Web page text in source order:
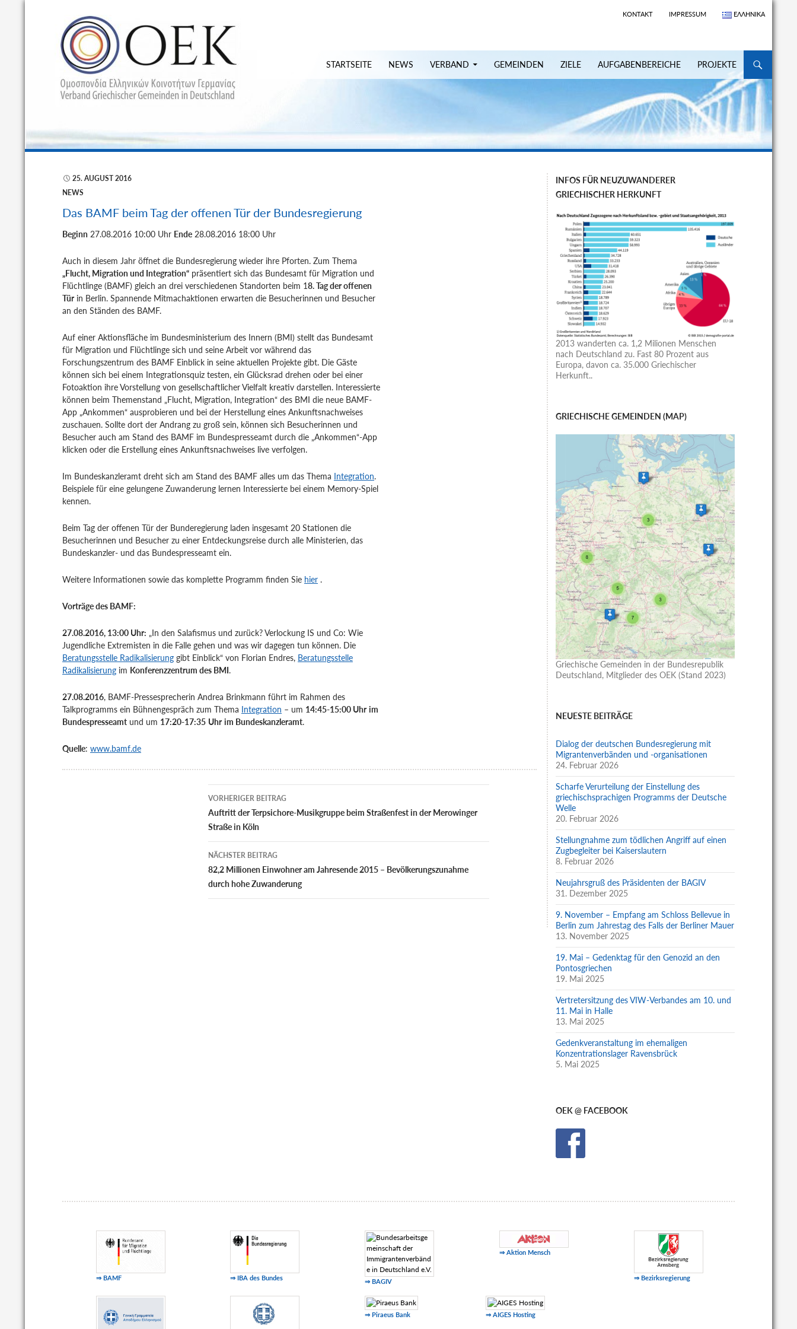
KONTAKT IMPRESSUM ΕΛΛΗΝΙΚΆ
STARTSEITE NEWS VERBAND GEMEINDEN ZIELE AUFGABENBEREICHE PROJEKTE
25. AUGUST 2016
NEWS
Das BAMF beim Tag der offenen Tür der Bundesregierung
Beginn 27.08.2016 10:00 Uhr Ende 28.08.2016 18:00 Uhr
Auch in diesem Jahr öffnet die Bundesregierung wieder ihre Pforten. Zum Thema
„Flucht, Migration und Integration“ präsentiert sich das Bundesamt für Migration und
Flüchtlinge (BAMF) gleich an drei verschiedenen Standorten beim 18. Tag der offenen
Türin Berlin. Spannende Mitmachaktionen erwarten die Besucherinnen und Besucher
an den Ständen des BAMF.
Auf einer Aktionsfläche im Bundesministerium des Innern (BMI) stellt das Bundesamt
für Migration und Flüchtlinge sich und seine Arbeit vor während das
Forschungszentrum des BAMF Einblick in seine aktuellen Projekte gibt. Die Gäste
können sich bei einem Integrationsquiz testen, ein Glücksrad drehen oder bei einer
Fotoaktion ihre Vorstellung von gesellschaftlicher Vielfalt kreativ darstellen. Interessierte
können beim Themenstand „Flucht, Migration, Integration“ des BMI die neue BAMF-
App „Ankommen“ ausprobieren und bei der Herstellung eines Ankunftsnachweises
zuschauen. Sollte dort der Andrang zu groß sein, können sich Besucherinnen und
Besucher auch am Stand des BAMF im Bundespresseamt durch die „Ankommen“-App
klicken oder die Erstellung eines Ankunftsnachweises live verfolgen.
Im Bundeskanzleramt dreht sich am Stand des BAMF alles um das Thema Integration.
Beispiele für eine gelungene Zuwanderung lernen Interessierte bei einem Memory-Spiel
kennen.
Beim Tag der offenen Tür der Bunderegierung laden insgesamt 20 Stationen die
Besucherinnen und Besucher zu einer Entdeckungsreise durch alle Ministerien, das
Bundeskanzler- und das Bundespresseamt ein.
Weitere Informationen sowie das komplette Programm finden Sie hier .
Vorträge des BAMF:
27.08.2016, 13:00 Uhr: „In den Salafismus und zurück? Verlockung IS und Co: Wie
Jugendliche Extremisten in die Falle gehen und was wir dagegen tun können. Die
Beratungsstelle Radikalisierung gibt Einblick“ von Florian Endres, Beratungsstelle
Radikalisierung im Konferenzzentrum des BMI.
27.08.2016, BAMF-Pressesprecherin Andrea Brinkmann führt im Rahmen des
Talkprogramms ein Bühnengespräch zum Thema Integration – um 14:45-15:00 Uhr im
Bundespresseamt und um 17:20-17:35 Uhr im Bundeskanzleramt.
Quelle: www.bamf.de
Beitragsnavigation
VORHERIGER BEITRAG
Auftritt der Terpsichore-Musikgruppe beim Straßenfest in der Merowinger
Straße in Köln
NÄCHSTER BEITRAG
82,2 Millionen Einwohner am Jahres­ende 2015 – Bevöl­kerungs­zunahme
durch hohe Zuwan­derung
INFOS FÜR NEUZUWANDERER
GRIECHISCHER HERKUNFT
2013 wanderten ca. 1,2 Milionen Menschen
nach Deutschland zu. Fast 80 Prozent aus
Europa, davon ca. 35.000 Griechischer
Herkunft..
GRIECHISCHE GEMEINDEN (MAP)
Griechische Gemeinden in der Bundesrepublik
Deutschland, Mitglieder des OEK (Stand 2023)
NEUESTE BEITRÄGE
Dialog der deutschen Bundesregierung mit
Migrantenverbänden und -organisationen
24. Februar 2026
Scharfe Verurteilung der Einstellung des
griechischsprachigen Programms der Deutsche
Welle
20. Februar 2026
Stellungnahme zum tödlichen Angriff auf einen
Zugbegleiter bei Kaiserslautern
8. Februar 2026
Neujahrsgruß des Präsidenten der BAGIV
31. Dezember 2025
9. November – Empfang am Schloss Bellevue in
Berlin zum Jahrestag des Falls der Berliner Mauer
13. November 2025
19. Mai – Gedenktag für den Genozid an den
Pontosgriechen
19. Mai 2025
Vertretersitzung des VIW-Verbandes am 10. und
11. Mai in Halle
13. Mai 2025
Gedenkveranstaltung im ehemaligen
Konzentrationslager Ravensbrück
5. Mai 2025
OEK @ FACEBOOK
⇒ BAMF ⇒ IBA des Bundes
⇒ BAGIV
⇒ Aktion Mensch
⇒ Bezirksregierung
⇒ Piraeus Bank ⇒ AIGES Hosting